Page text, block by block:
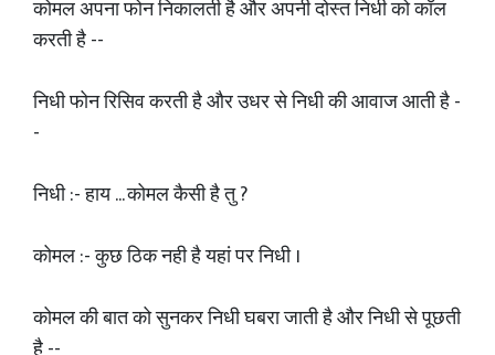
कोमल अपना फोन निकालती है और अपनी दोस्त निधी को कॉल
करती है --
निधी फोन रिसिव करती है और उधर से निधी की आवाज आती है -
-
निधी :- हाय ... कोमल कैसी है तु ?
कोमल :- कुछ ठिक नही है यहां पर निधी ।
कोमल की बात को सुनकर निधी घबरा जाती है और निधी से पूछती